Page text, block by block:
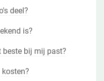
deel?
is?
beste bij mij past?
kosten?